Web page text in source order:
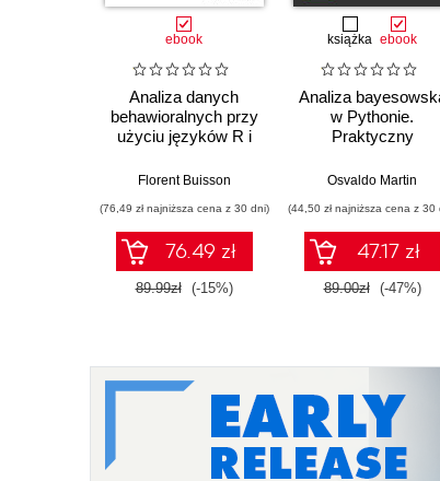
ebook
Analiza danych
behawioralnych przy
użyciu języków R i
Florent Buisson
(76,49 zł najniższa cena z 30 dni)
76.49 zł
89.99zł (-15%)
książka ebook
Analiza
w Pythonie.
Praktyczny
modelowaniu
Wydanie III
Osvaldo Martin
(44,50 zł najniższa cena z 30
47.17 zł
89.00zł (-47%)